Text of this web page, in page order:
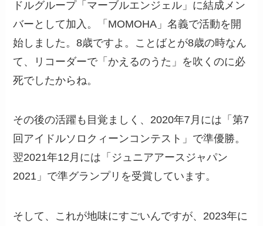
ドルグループ「マーブルエンジェル」に結成メン
バーとして加入。「MOMOHA」名義で活動を開
始しました。8歳ですよ。ことばとが8歳の時なん
て、リコーダーで「かえるのうた」を吹くのに必
死でしたからね。
その後の活躍も目覚ましく、2020年7月には「第7
回アイドルソロクィーンコンテスト」で準優勝。
翌2021年12月には「ジュニアアースジャパン
2021」で準グランプリを受賞しています。
そして、これが地味にすごいんですが、2023年に